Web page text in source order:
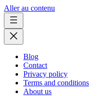
Aller au contenu
Blog
Contact
Privacy policy
Terms and conditions
About us